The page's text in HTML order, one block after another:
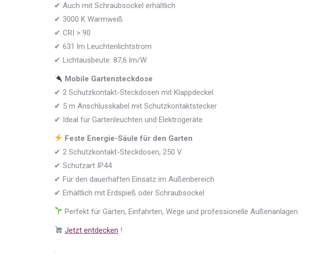
✔ Auch mit Schraubsockel erhältlich
✔ 3000 K Warmweiß
✔ CRI > 90
✔ 631 lm Leuchtenlichtstrom
✔ Lichtausbeute: 87,6 lm/W
Mobile Gartensteckdose
✔ 2 Schutzkontakt-Steckdosen mit Klappdeckel
✔ 5 m Anschlusskabel mit Schutzkontaktstecker
✔ Ideal für Gartenleuchten und Elektrogeräte
Feste Energie-Säule für den Garten
✔ 2 Schutzkontakt-Steckdosen, 250 V
✔ Schutzart IP44
✔ Für den dauerhaften Einsatz im Außenbereich
✔ Erhältlich mit Erdspieß oder Schraubsockel
Perfekt für Gärten, Einfahrten, Wege und professionelle Außenanlagen.
Jetzt entdecken !
.